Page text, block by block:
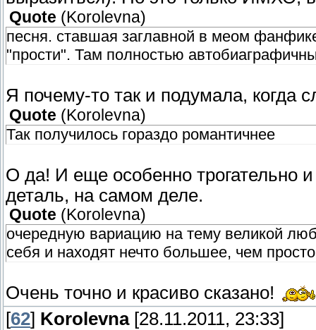
Quote (Korolevna)
песня. ставшая заглавной в меом
"прости". Там полностью
Я почему-то так и подумала, когда
Quote (Korolevna)
Так получилось гораздо романтичнее
О да! И еще особенно трогательно
деталь, на самом деле.
Quote (Korolevna)
очередную вариацию на тему великой
себя и находят нечто большее, чем
Очень точно и красиво сказано!
[62] Korolevna[28.11.2011, 23:33]